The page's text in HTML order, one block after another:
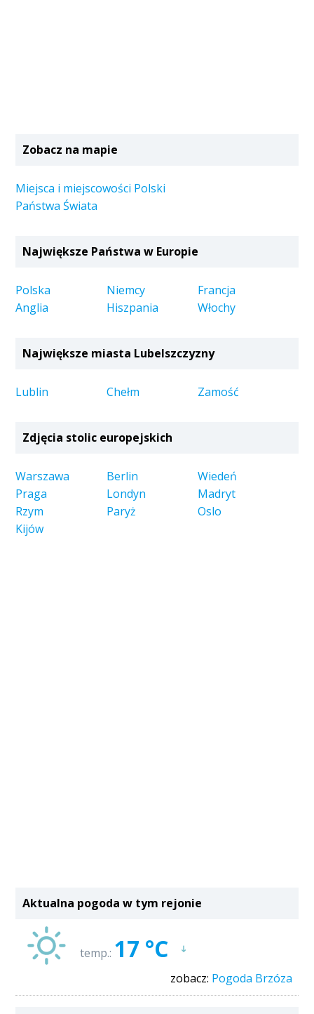
Zobacz na mapie
Miejsca i miejscowości Polski
Państwa Świata
Największe Państwa w Europie
Polska Niemcy
Francja
Anglia
Hiszpania Włochy
Największe miasta Lubelszczyzny
Lublin Chełm Zamość
Zdjęcia stolic europejskich
Warszawa Berlin
Wiedeń
Praga
Londyn
Madryt
Rzym
Paryż
Oslo
Kijów
Aktualna pogoda w tym rejonie
temp.: 17 °C
zobacz: Pogoda Brzóza